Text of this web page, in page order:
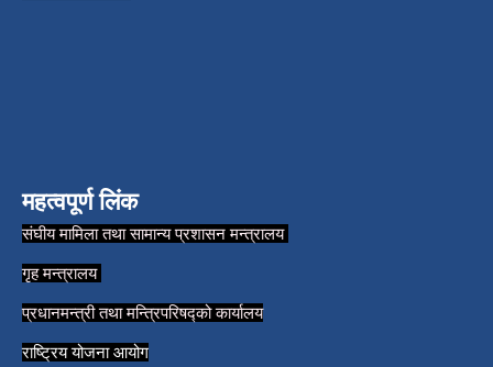
महत्वपूर्ण लिंक
संघीय मामिला तथा सामान्य प्रशासन मन्त्रालय
गृह मन्त्रालय
प्रधानमन्त्री तथा मन्त्रिपरिषद्को कार्यालय
राष्ट्रिय योजना आयोग